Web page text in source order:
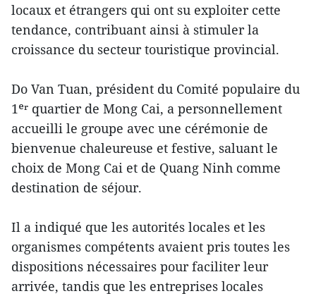
locaux et étrangers qui ont su exploiter cette
tendance, contribuant ainsi à stimuler la
croissance du secteur touristique provincial.
Do Van Tuan, président du Comité populaire du
1ᵉʳ quartier de Mong Cai, a personnellement
accueilli le groupe avec une cérémonie de
bienvenue chaleureuse et festive, saluant le
choix de Mong Cai et de Quang Ninh comme
destination de séjour.
Il a indiqué que les autorités locales et les
organismes compétents avaient pris toutes les
dispositions nécessaires pour faciliter leur
arrivée, tandis que les entreprises locales